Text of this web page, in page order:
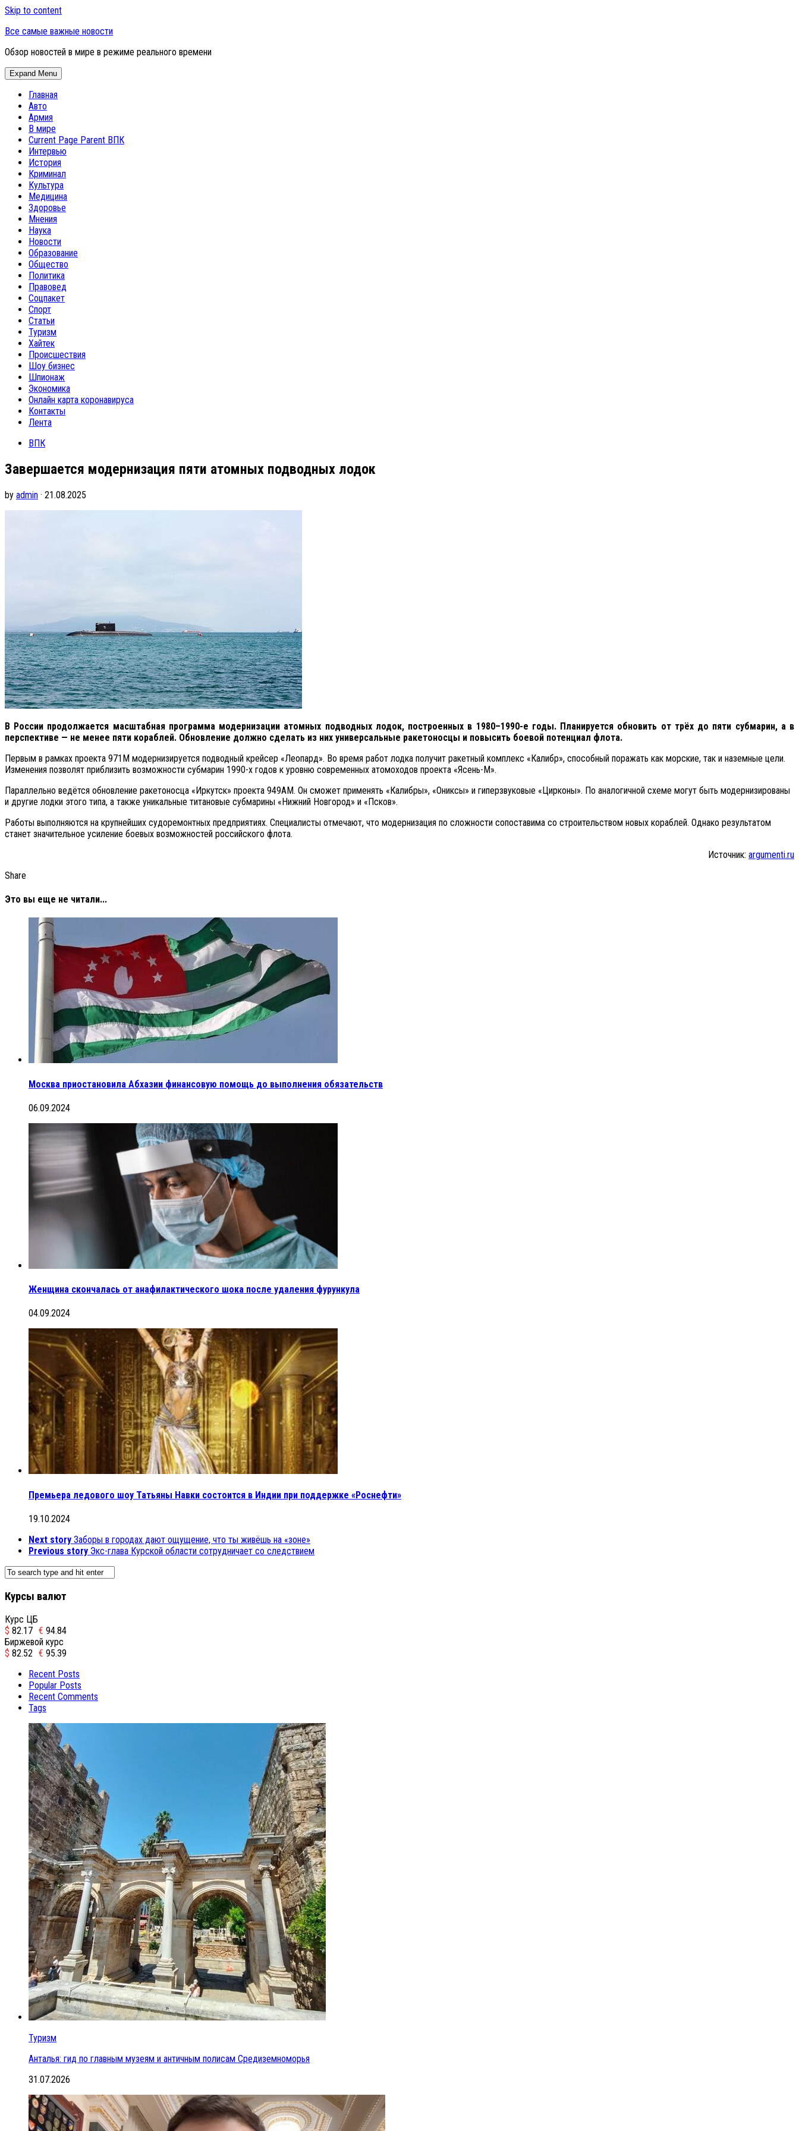
Skip to content
Все самые важные новости
Обзор новостей в мире в режиме реального времени
Expand Menu
Главная
Авто
Армия
В мире
Current Page Parent ВПК
Интервью
История
Криминал
Культура
Медицина
Здоровье
Мнения
Наука
Новости
Образование
Общество
Политика
Правовед
Соцпакет
Спорт
Статьи
Туризм
Хайтек
Происшествия
Шоу бизнес
Шпионаж
Экономика
Онлайн карта коронавируса
Контакты
Лента
ВПК
Завершается модернизация пяти атомных подводных лодок
by admin · 21.08.2025
В России продолжается масштабная программа модернизации атомных подводных лодок, построенных в 1980–1990-е годы. Планируется обновить от трёх до пяти субмарин, а в
перспективе — не менее пяти кораблей. Обновление должно сделать из них универсальные ракетоносцы и повысить боевой потенциал флота.
Первым в рамках проекта 971М модернизируется подводный крейсер «Леопард». Во время работ лодка получит ракетный комплекс «Калибр», способный поражать как морские, так и наземные цели.
Изменения позволят приблизить возможности субмарин 1990-х годов к уровню современных атомоходов проекта «Ясень-М».
Параллельно ведётся обновление ракетоносца «Иркутск» проекта 949АМ. Он сможет применять «Калибры», «Ониксы» и гиперзвуковые «Цирконы». По аналогичной схеме могут быть модернизированы
и другие лодки этого типа, а также уникальные титановые субмарины «Нижний Новгород» и «Псков».
Работы выполняются на крупнейших судоремонтных предприятиях. Специалисты отмечают, что модернизация по сложности сопоставима со строительством новых кораблей. Однако результатом
станет значительное усиление боевых возможностей российского флота.
Источник: argumenti.ru
Share
Это вы еще не читали...
Москва приостановила Абхазии финансовую помощь до выполнения обязательств
06.09.2024
Женщина скончалась от анафилактического шока после удаления фурункула
04.09.2024
Премьера ледового шоу Татьяны Навки состоится в Индии при поддержке «Роснефти»
19.10.2024
Next story Заборы в городах дают ощущение, что ты живёшь на «зоне»
Previous story Экс-глава Курской области сотрудничает со следствием
Курсы валют
Курс ЦБ
$ 82.17 € 94.84
Биржевой курс
$ 82.52 € 95.39
Recent Posts
Popular Posts
Recent Comments
Tags
Туризм
Анталья: гид по главным музеям и античным полисам Средиземноморья
31.07.2026